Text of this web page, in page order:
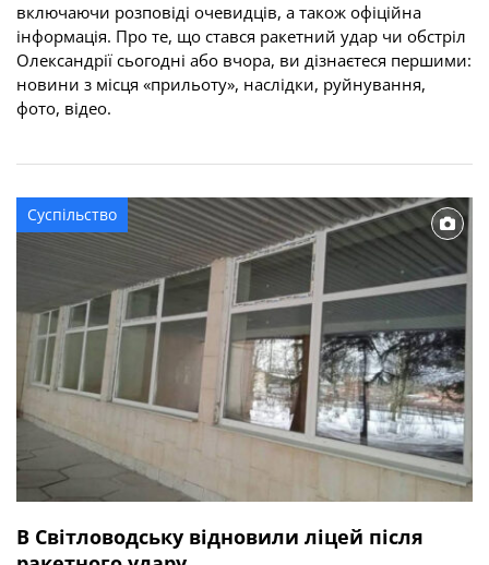
включаючи розповіді очевидців, а також офіційна
інформація. Про те, що стався ракетний удар чи обстріл
Олександрії сьогодні або вчора, ви дізнаєтеся першими:
новини з місця «прильоту», наслідки, руйнування,
фото, відео.
Суспільство
В Світловодську відновили ліцей після